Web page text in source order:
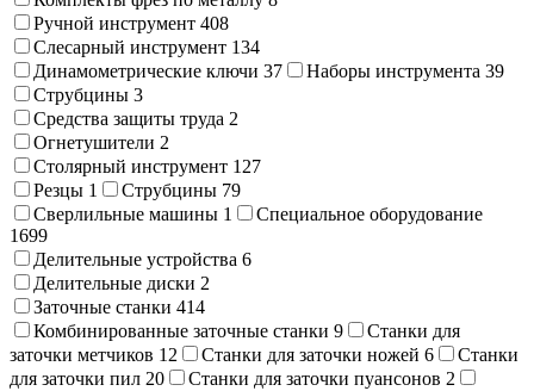
Ручной инструмент 408
Слесарный инструмент 134
Динамометрические ключи 37 Наборы инструмента 39
Струбцины 3
Средства защиты труда 2
Огнетушители 2
Столярный инструмент 127
Резцы 1 Струбцины 79
Сверлильные машины 1
Специальное оборудование
1699
Делительные устройства 6
Делительные диски 2
Заточные станки 414
Комбинированные заточные станки 9
Станки для
заточки метчиков 12 Станки для заточки ножей 6
Станки
для заточки пил 20 Станки для заточки пуансонов 2